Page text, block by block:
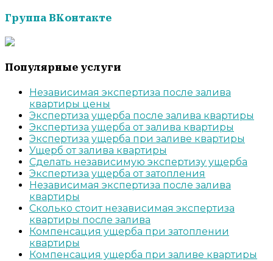
Группа ВКонтакте
Популярные услуги
Независимая экспертиза после залива
квартиры цены
Экспертиза ущерба после залива квартиры
Экспертиза ущерба от залива квартиры
Экспертиза ущерба при заливе квартиры
Ущерб от залива квартиры
Cделать независимую экспертизу ущерба
Экспертиза ущерба от затопления
Независимая экспертиза после залива
квартиры
Сколько стоит независимая экспертиза
квартиры после залива
Компенсация ущерба при затоплении
квартиры
Компенсация ущерба при заливе квартиры